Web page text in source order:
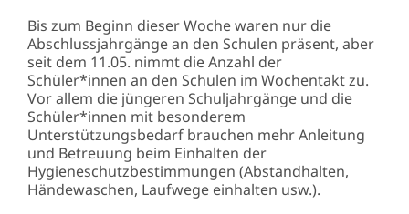
Bis zum Beginn dieser Woche waren nur die
Abschlussjahrgänge an den Schulen präsent, aber
seit dem 11.05. nimmt die Anzahl der
Schüler*innen an den Schulen im Wochentakt zu.
Vor allem die jüngeren Schuljahrgänge und die
Schüler*innen mit besonderem
Unterstützungsbedarf brauchen mehr Anleitung
und Betreuung beim Einhalten der
Hygieneschutzbestimmungen (Abstandhalten,
Händewaschen, Laufwege einhalten usw.).